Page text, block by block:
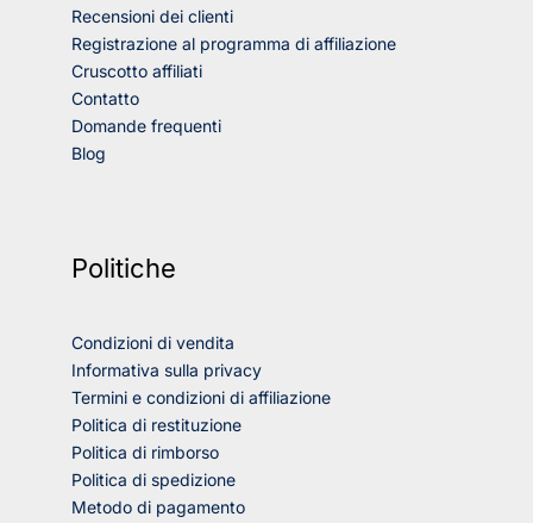
Recensioni dei clienti
Registrazione al programma di affiliazione
Cruscotto affiliati
Contatto
Domande frequenti
Blog
Politiche
Condizioni di vendita
Informativa sulla privacy
Termini e condizioni di affiliazione
Politica di restituzione
Politica di rimborso
Politica di spedizione
Metodo di pagamento